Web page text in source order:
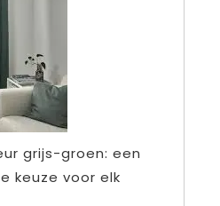
grijs-groen: een
keuze voor elk